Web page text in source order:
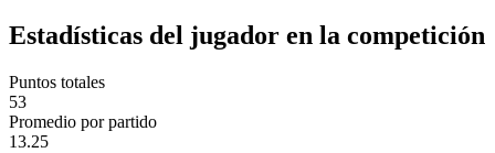
Estadísticas del jugador en la competición
Puntos totales
53
Promedio por partido
13.25